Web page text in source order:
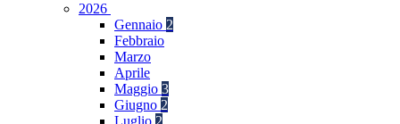
2026
Gennaio 2
Febbraio
Marzo
Aprile
Maggio 3
Giugno 2